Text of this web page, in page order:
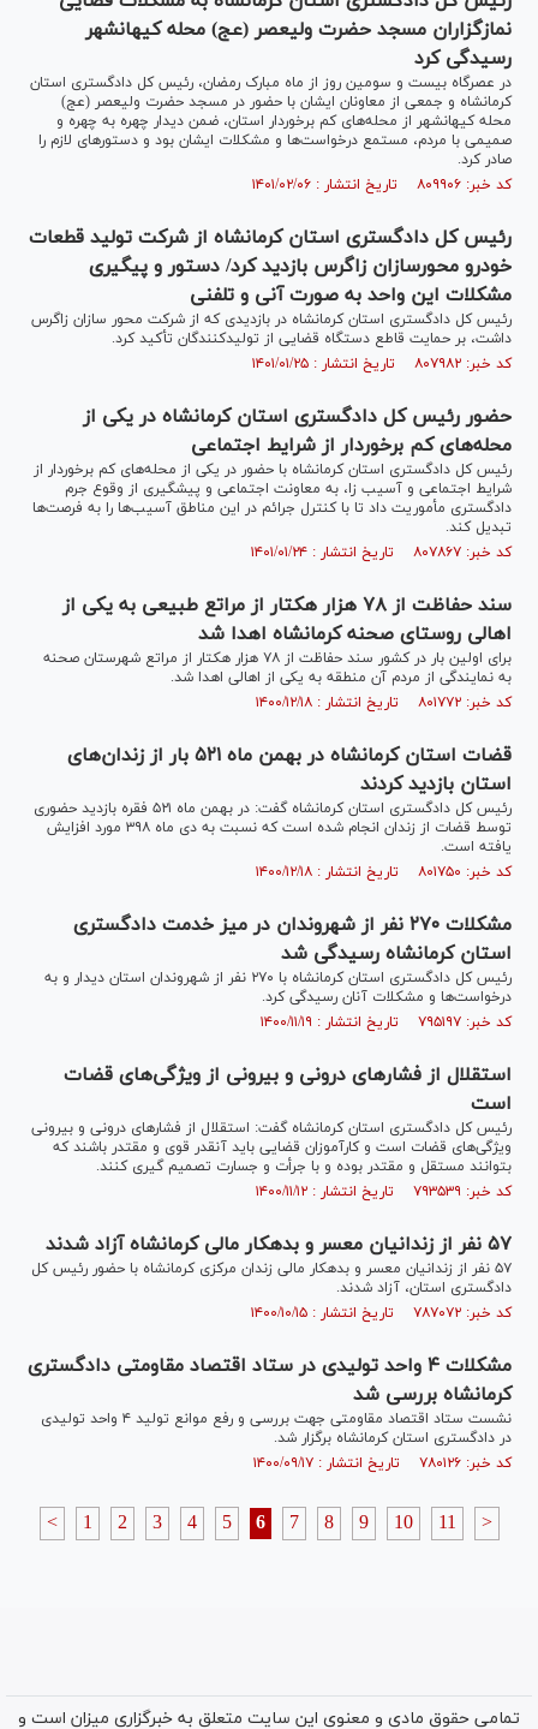
نمازگزاران مسجد حضرت ولیعصر (عج) محله کیهانشهر
رسیدگی کرد
در عصرگاه بیست و سومین روز از ماه مبارک رمضان، رئیس کل دادگستری استان
کرمانشاه و جمعی از معاونان ایشان با حضور در مسجد حضرت ولیعصر (عج)
محله کیهانشهر از محله‌های کم برخوردار استان، ضمن دیدار چهره به چهره و
صمیمی با مردم، مستمع درخواست‌ها و مشکلات ایشان بود و دستورهای لازم را
صادر کرد.
کد خبر: ۸۰۹۹۰۶ تاریخ انتشار : ۱۴۰۱/۰۲/۰۶
رئیس کل دادگستری استان کرمانشاه از شرکت تولید قطعات
خودرو محورسازان زاگرس بازدید کرد/ دستور و پیگیری
مشکلات این واحد به صورت آنی و تلفنی
رئیس کل دادگستری استان کرمانشاه در بازدیدی که از شرکت محور سازان زاگرس
داشت، بر حمایت قاطع دستگاه قضایی از تولیدکنندگان تأکید کرد.
کد خبر: ۸۰۷۹۸۲ تاریخ انتشار : ۱۴۰۱/۰۱/۲۵
حضور رئیس کل دادگستری استان کرمانشاه در یکی از
محله‌های کم برخوردار از شرایط اجتماعی
رئیس کل دادگستری استان کرمانشاه با حضور در یکی از محله‌های کم برخوردار از
شرایط اجتماعی و آسیب زا، به معاونت اجتماعی و پیشگیری از وقوع جرم
دادگستری مأموریت داد تا با کنترل جرائم در این مناطق آسیب‌ها را به فرصت‌ها
تبدیل کند.
کد خبر: ۸۰۷۸۶۷ تاریخ انتشار : ۱۴۰۱/۰۱/۲۴
سند حفاظت از ۷۸ هزار هکتار از مراتع طبیعی به یکی از
اهالی روستا‌ی صحنه کرمانشاه اهدا شد
برای اولین بار در کشور سند حفاظت از ۷۸ هزار هکتار از مراتع شهرستان صحنه
به نمایندگی از مردم آن منطقه به یکی از اهالی اهدا شد.
کد خبر: ۸۰۱۷۷۲ تاریخ انتشار : ۱۴۰۰/۱۲/۱۸
قضات استان کرمانشاه در بهمن ماه ۵۲۱ بار از زندان‌های
استان بازدید کردند
رئیس کل دادگستری استان کرمانشاه گفت: در بهمن ماه ۵۲۱ فقره بازدید حضوری
توسط قضات از زندان انجام شده است که نسبت به دی ماه ۳۹۸ مورد افزایش
یافته است.
کد خبر: ۸۰۱۷۵۰ تاریخ انتشار : ۱۴۰۰/۱۲/۱۸
مشکلات ۲۷۰ نفر از شهروندان در میز خدمت دادگستری
استان کرمانشاه رسیدگی شد
رئیس کل دادگستری استان کرمانشاه با ۲۷۰ نفر از شهروندان استان دیدار و به
درخواست‌ها و مشکلات آنان رسیدگی کرد.
کد خبر: ۷۹۵۱۹۷ تاریخ انتشار : ۱۴۰۰/۱۱/۱۹
استقلال از فشار‌های درونی و بیرونی از ویژگی‌های قضات
است
رئیس کل دادگستری استان کرمانشاه گفت: استقلال از فشار‌های درونی و بیرونی
ویژگی‌های قضات است و کارآموزان قضایی باید آنقدر قوی و مقتدر باشند که
بتوانند مستقل و مقتدر بوده و با جرأت و جسارت تصمیم گیری کنند.
کد خبر: ۷۹۳۵۳۹ تاریخ انتشار : ۱۴۰۰/۱۱/۱۲
۵۷ نفر از زندانیان معسر و بدهکار مالی کرمانشاه آزاد شدند
۵۷ نفر از زندانیان معسر و بدهکار مالی زندان مرکزی کرمانشاه با حضور رئیس کل
دادگستری استان، آزاد شدند.
کد خبر: ۷۸۷۰۷۲ تاریخ انتشار : ۱۴۰۰/۱۰/۱۵
مشکلات ۴ واحد تولیدی در ستاد اقتصاد مقاومتی دادگستری
کرمانشاه بررسی شد
نشست ستاد اقتصاد مقاومتی جهت بررسی و رفع موانع تولید ۴ واحد تولیدی
در دادگستری استان کرمانشاه برگزار شد.
کد خبر: ۷۸۰۱۲۶ تاریخ انتشار : ۱۴۰۰/۰۹/۱۷
< 1 2 3 4 5 6 7 8 9 10 11 >
تمامی حقوق مادی و معنوی این سایت متعلق به خبرگزاری میزان است و